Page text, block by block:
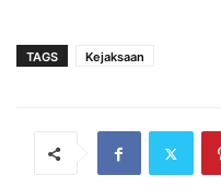
TAGS Kejaksaan